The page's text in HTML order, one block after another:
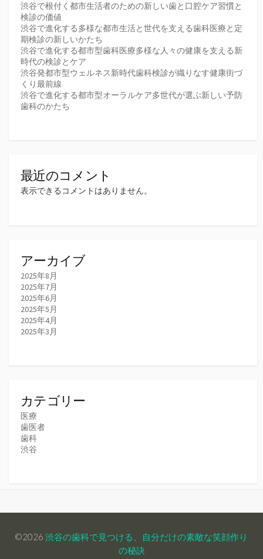
渋谷で根付く都市生活者のための新しい歯と口腔ケア習慣と
検診の価値
渋谷で進化する多様な都市生活と世代を支える歯科医療と定
期検診の新しいかたち
渋谷で進化する都市型歯科医療多様な人々の健康を支える新
時代の検診とケア
渋谷発都市型ウェルネス新時代歯科検診が織りなす健康街づ
くり最前線
渋谷で進化する都市型オーラルケア多世代が選ぶ新しい予防
歯科のかたち
最近のコメント
表示できるコメントはありません。
アーカイブ
2025年8月
2025年7月
2025年6月
2025年5月
2025年4月
2025年3月
カテゴリー
医療
歯医者
歯科
渋谷
©2026 渋谷の歯科で見つける、自分だけの素敵な笑顔作り
の秘訣